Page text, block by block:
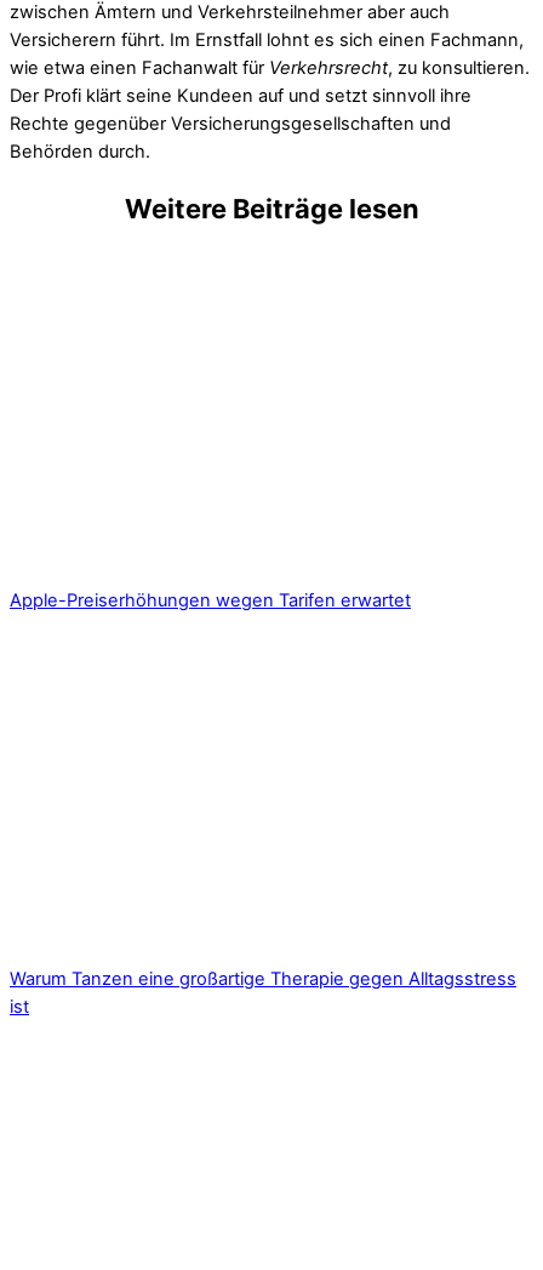
zwischen Ämtern und Verkehrsteilnehmer aber auch
Versicherern führt. Im Ernstfall lohnt es sich einen Fachmann,
wie etwa einen Fachanwalt für Verkehrsrecht, zu konsultieren.
Der Profi klärt seine Kundeen auf und setzt sinnvoll ihre
Rechte gegenüber Versicherungsgesellschaften und
Behörden durch.
Weitere Beiträge lesen
Apple-Preiserhöhungen wegen Tarifen erwartet
Warum Tanzen eine großartige Therapie gegen Alltagsstress
ist